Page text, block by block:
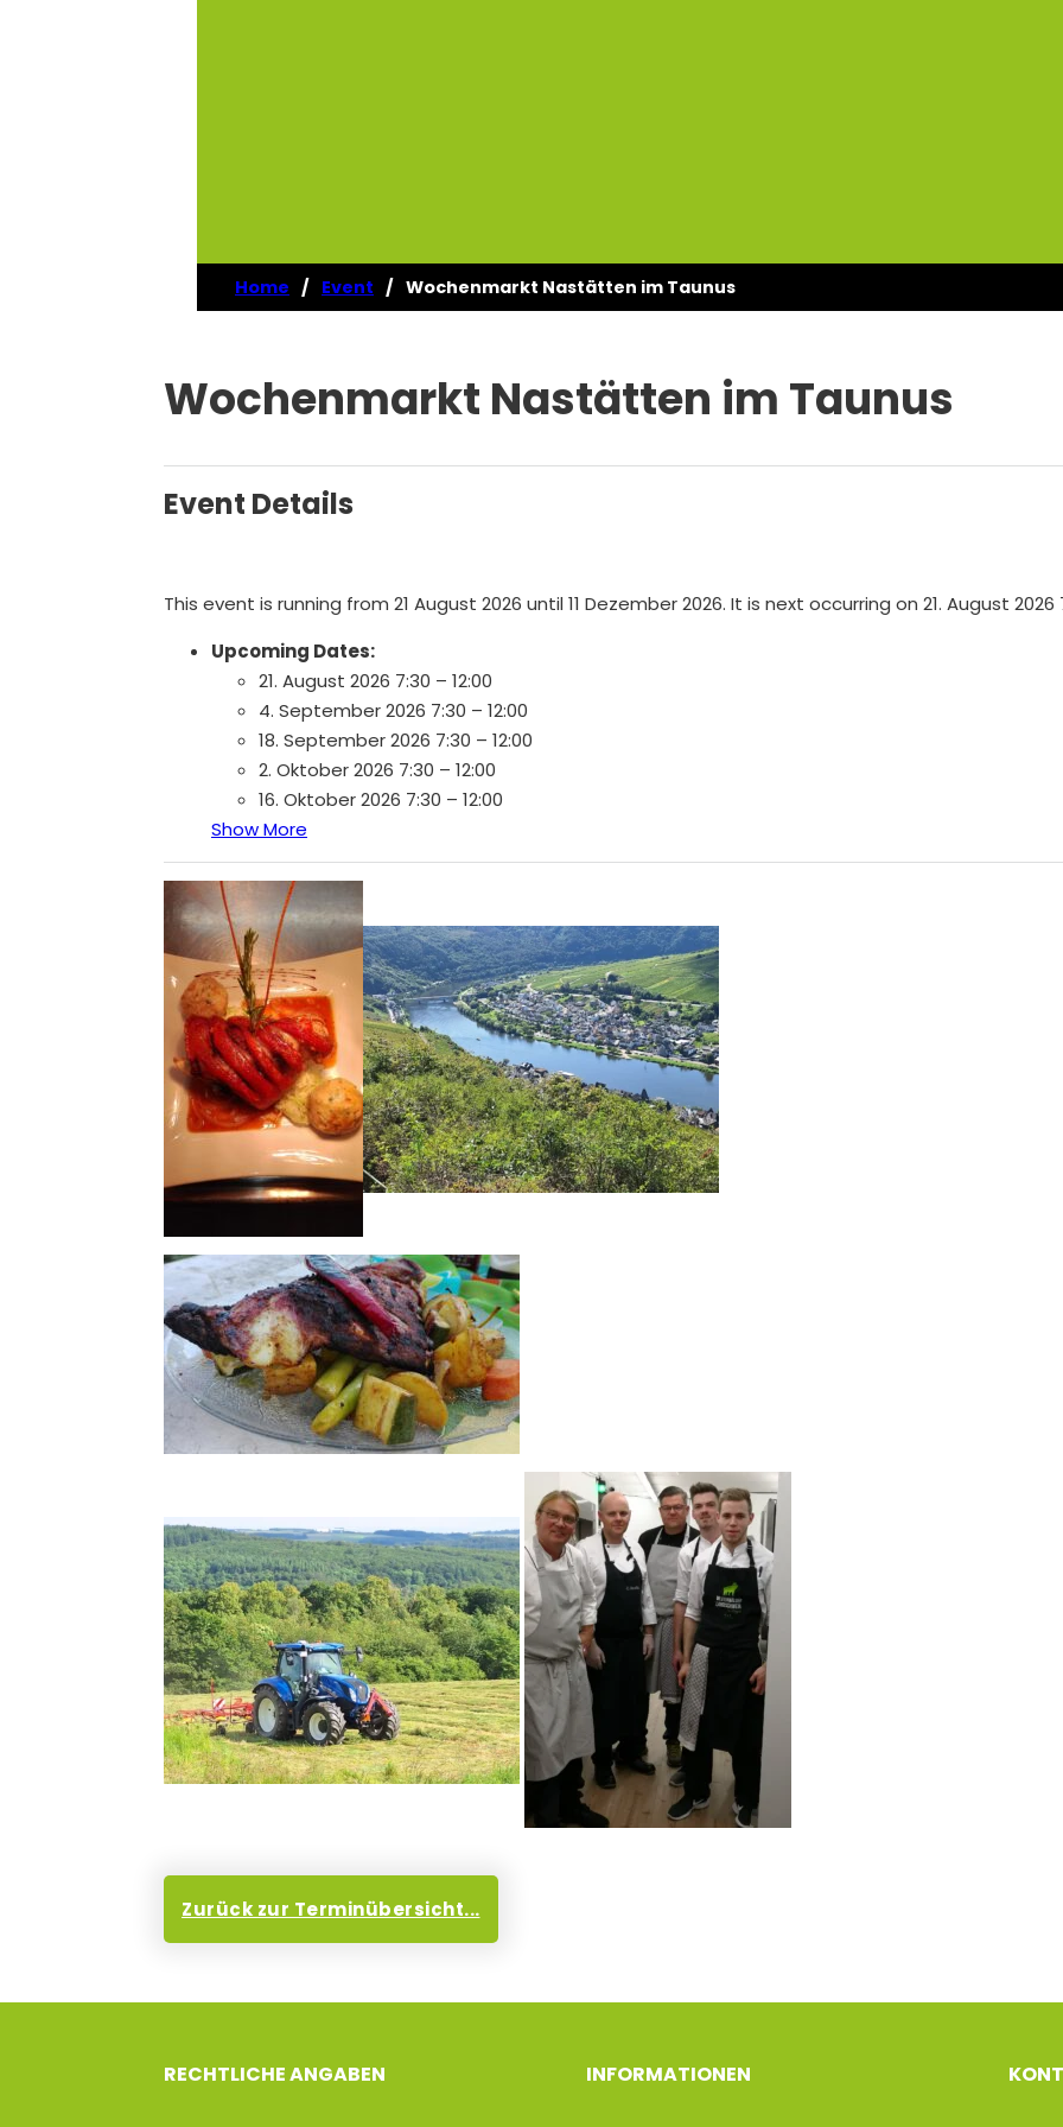
Home / Event / Wochenmarkt Nastätten im Taunus
Wochenmarkt Nastätten im Taunus
Event Details
This event is running from 21 August 2026 until 11 Dezember 2026. It is next occurring on 21. August 2026
Upcoming Dates:
21. August 2026 7:30 – 12:00
4. September 2026 7:30 – 12:00
18. September 2026 7:30 – 12:00
2. Oktober 2026 7:30 – 12:00
16. Oktober 2026 7:30 – 12:00
Show More
Zurück zur Terminübersicht...
RECHTLICHE ANGABEN INFORMATIONEN